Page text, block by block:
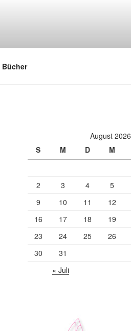
Bücher
August 2026
S
M D M
2
3 4 5
9
10 11 12
16
17 18 19
23
24 25 26
30
31
« Juli